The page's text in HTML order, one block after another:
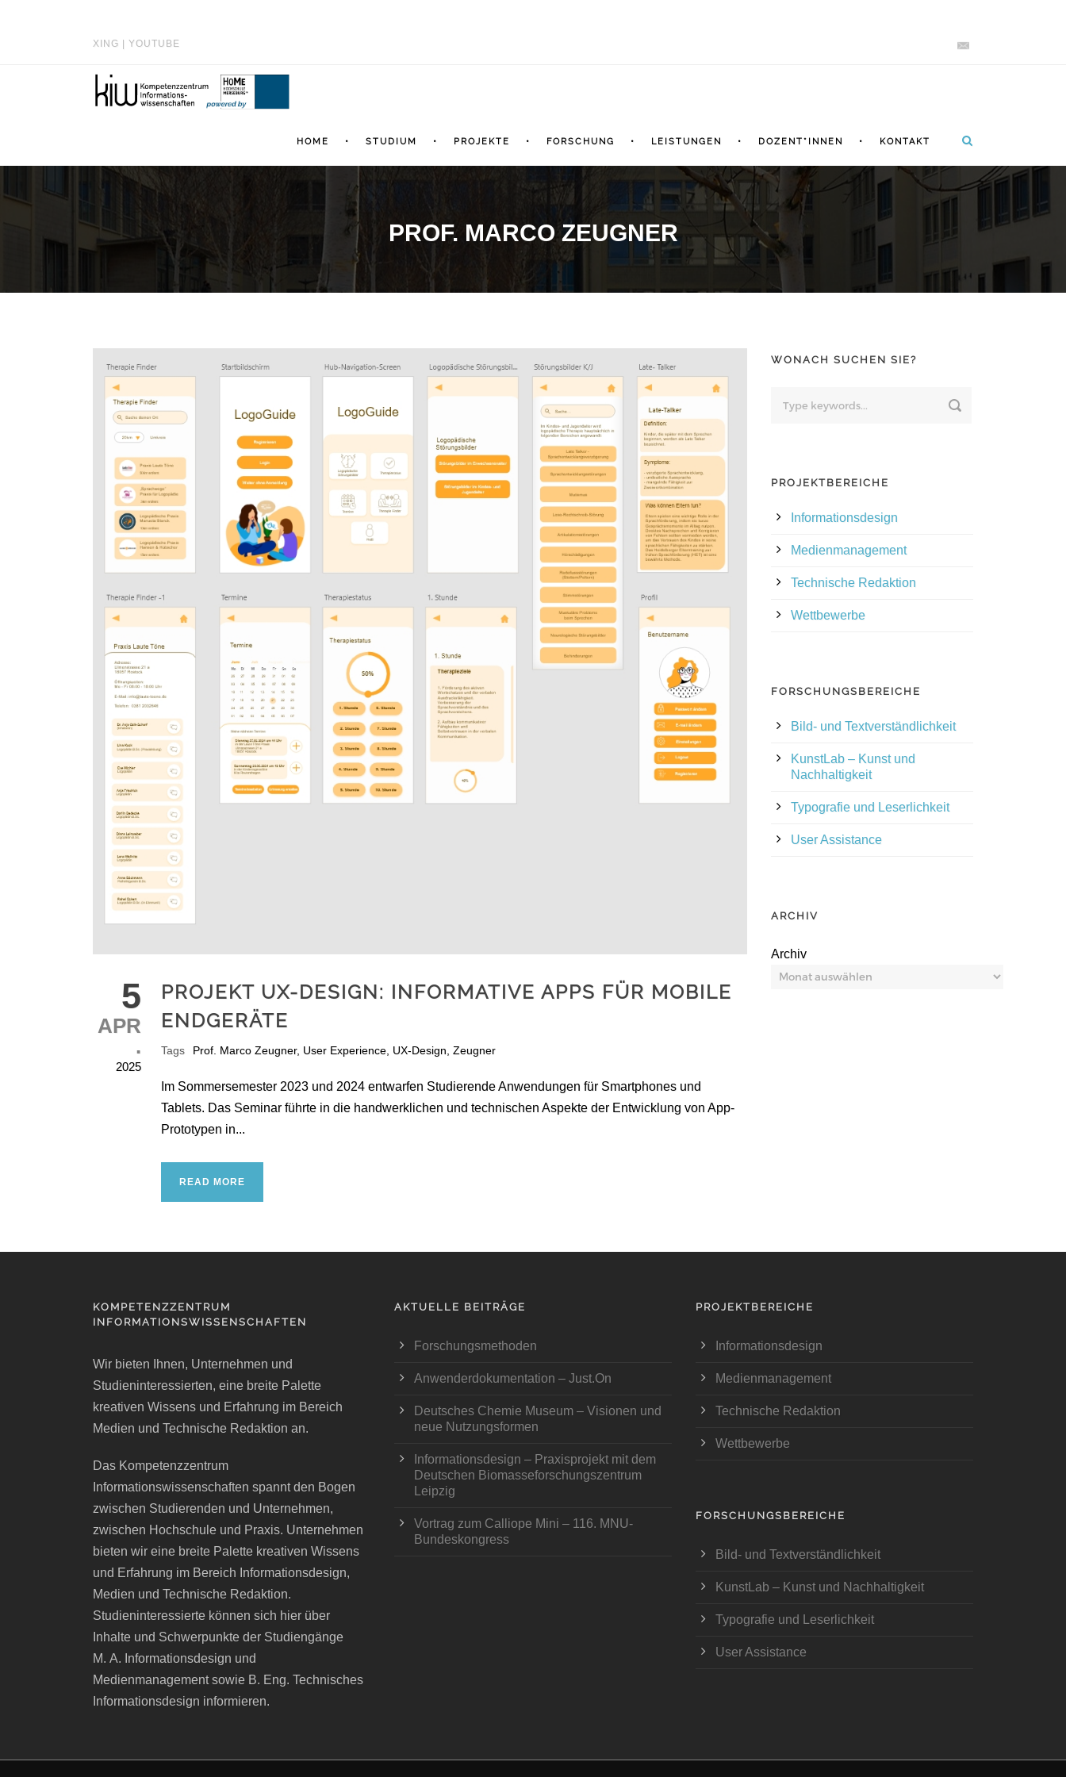
XING YOUTUBE
HOME STUDIUM PROJEKTE FORSCHUNG LEISTUNGEN DOZENT*INNEN KONTAKT
PROF. MARCO ZEUGNER
5
APR
.
2025
PROJEKT UX-DESIGN: INFORMATIVE APPS FÜR MOBILE
ENDGERÄTE
Tags Prof. Marco Zeugner, User Experience UX-Design Zeugner
Im Sommersemester 2023 und 2024 entwarfen Studierende Anwendungen für Smartphones und
Tablets. Das Seminar führte in die handwerklichen und technischen Aspekte der Entwicklung von App-
Prototypen in...
READ MORE
WONACH SUCHEN SIE?
PROJEKTBEREICHE
Informationsdesign
Medienmanagement
Technische Redaktion
Wettbewerbe
FORSCHUNGSBEREICHE
Bild- und Textverständlichkeit
KunstLab – Kunst und
Nachhaltigkeit
Typografie und Leserlichkeit
User Assistance
ARCHIV
Archiv
KOMPETENZZENTRUM
INFORMATIONSWISSENSCHAFTEN
Wir bieten Ihnen, Unternehmen und
Studieninteressierten, eine breite Palette
kreativen Wissens und Erfahrung im Bereich
Medien und Technische Redaktion an.
Das Kompetenzzentrum
Informationswissenschaften spannt den Bogen
zwischen Studierenden und Unternehmen,
zwischen Hochschule und Praxis. Unternehmen
bieten wir eine breite Palette kreativen Wissens
und Erfahrung im Bereich Informationsdesign,
Medien und Technische Redaktion.
Studieninteressierte können sich hier über
Inhalte und Schwerpunkte der Studiengänge
M. A. Informationsdesign und
Medienmanagement sowie B. Eng. Technisches
Informationsdesign informieren.
AKTUELLE BEITRÄGE
Forschungsmethoden
Anwenderdokumentation – Just.On
Deutsches Chemie Museum – Visionen und
neue Nutzungsformen
Informationsdesign – Praxisprojekt mit dem
Deutschen Biomasseforschungszentrum
Leipzig
Vortrag zum Calliope Mini – 116. MNU-
Bundeskongress
PROJEKTBEREICHE
Informationsdesign
Medienmanagement
Technische Redaktion
Wettbewerbe
FORSCHUNGSBEREICHE
Bild- und Textverständlichkeit
KunstLab – Kunst und Nachhaltigkeit
Typografie und Leserlichkeit
User Assistance